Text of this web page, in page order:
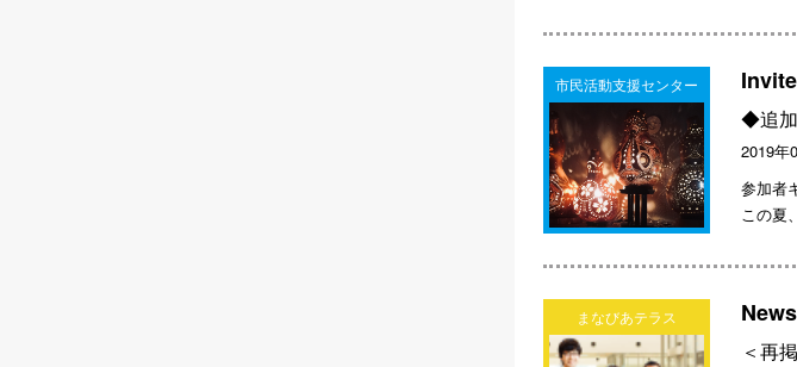
市民活動支援センター Invite
◆追
2019年
参加者
この夏
まなびあテラス News
＜再